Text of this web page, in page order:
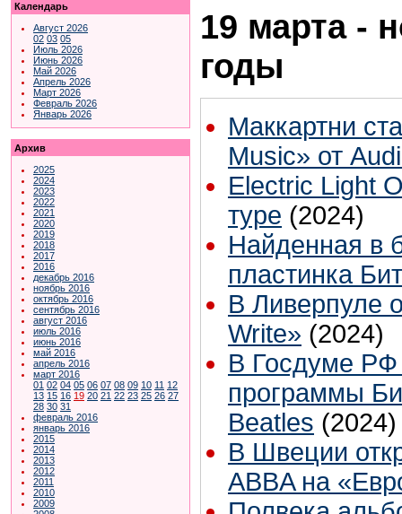
Календарь
Август 2026
02 03 05
Июль 2026
Июнь 2026
Май 2026
Апрель 2026
Март 2026
Февраль 2026
Январь 2026
Архив
2025
2024
2023
2022
2021
2020
2019
2018
2017
2016
декабрь 2016
ноябрь 2016
октябрь 2016
сентябрь 2016
август 2016
июль 2016
июнь 2016
май 2016
апрель 2016
март 2016
01 02 04 05 06 07 08 09 10 11 12
13 15 16 19 20 21 22 23 25 26 27
28 30 31
февраль 2016
январь 2016
2015
2014
2013
2012
2011
2010
2009
19 марта -
годы
Маккартни
Music» от
Electric Light
туре (2024)
Найденная в
пластинка
В Ливерпуле
Write» (2024)
В Госдуме РФ
программы
Beatles (2024)
В Швеции
ABBA на